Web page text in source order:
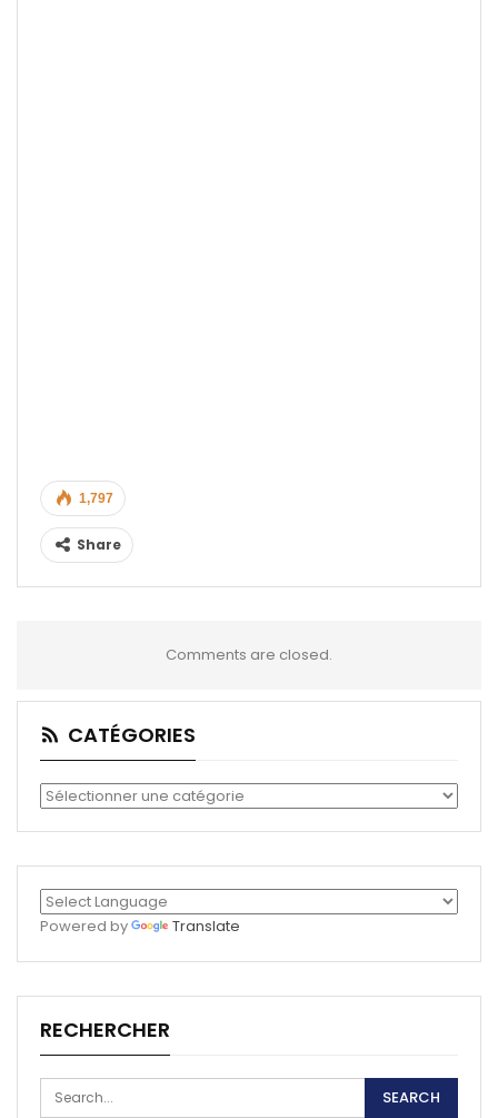
1,797
Share
Comments are closed.
CATÉGORIES
Catégories
Powered by Translate
RECHERCHER